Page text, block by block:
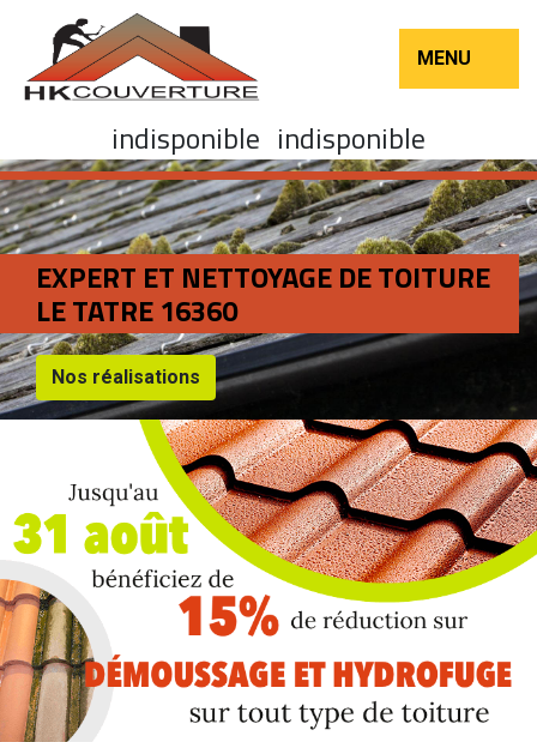
MENU
indisponible indisponible
EXPERT ET NETTOYAGE DE TOITURE
LE TATRE 16360
Nos réalisations